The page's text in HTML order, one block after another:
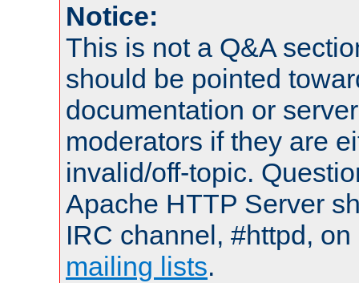
Notice:
This is not a Q&A
should be pointed
documentation or
moderators if they are
invalid/off-topic.
Apache HTTP Server
IRC channel, #httpd,
mailing lists.